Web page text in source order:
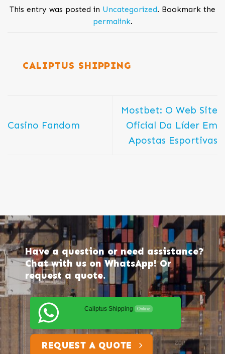
This entry was posted in Uncategorized. Bookmark the
permalink.
CALIPTUS SHIPPING
Casino Fandom
Mostbet: O Web Site
Oficial Da Líder Em
Apostas Esportivas
Have a question or need assistance?
Chat with us on WhatsApp! Or
request a quote.
Caliptus Shipping Online
REQUEST A QUOTE